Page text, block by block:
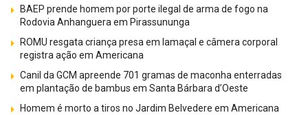
BAEP prende homem por porte ilegal de arma de fogo na
Rodovia Anhanguera em Pirassununga
ROMU resgata criança presa em lamaçal e câmera corporal
registra ação em Americana
Canil da GCM apreende 701 gramas de maconha enterradas
em plantação de bambus em Santa Bárbara d’Oeste
Homem é morto a tiros no Jardim Belvedere em Americana